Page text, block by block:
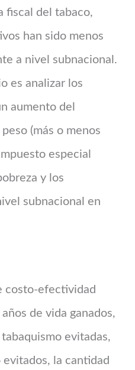
fiscal del tabaco,
han sido menos
a nivel subnacional.
es analizar los
aumento del
(más o menos
especial
y los
subnacional en
costo-efectividad
de vida ganados,
evitadas,
la cantidad